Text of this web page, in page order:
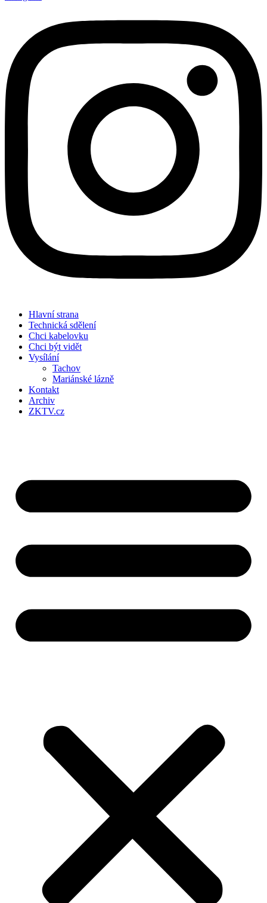
Hlavní strana
Technická sdělení
Chci kabelovku
Chci být vidět
Vysílání
Tachov
Mariánské lázně
Kontakt
Archiv
ZKTV.cz